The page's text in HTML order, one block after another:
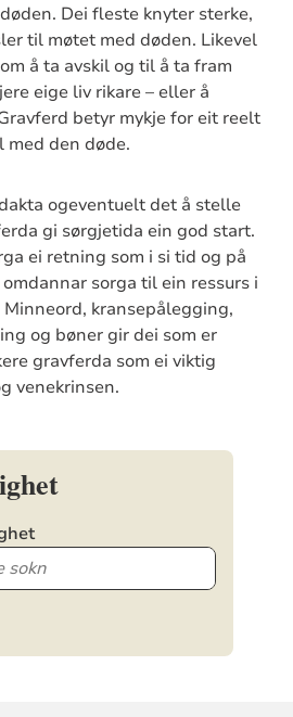
Dei fleste knyter sterke,
til møtet med døden. Likevel
å ta avskil og til å ta fram
eige liv rikare – eller å
betyr mykje for eit reelt
med den døde.
ogeventuelt det å stelle
gi sørgjetida ein god start.
ei retning som i si tid og på
sorga til ein ressurs i
kransepålegging,
og bøner gir dei som er
gravferda som ei viktig
venekrinsen.